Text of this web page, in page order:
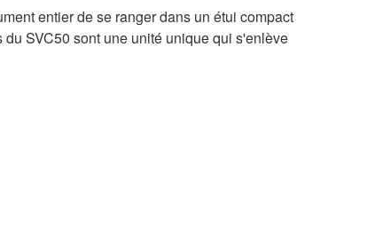
entier de se ranger dans un étui compact
SVC50 sont une unité unique qui s'enlève